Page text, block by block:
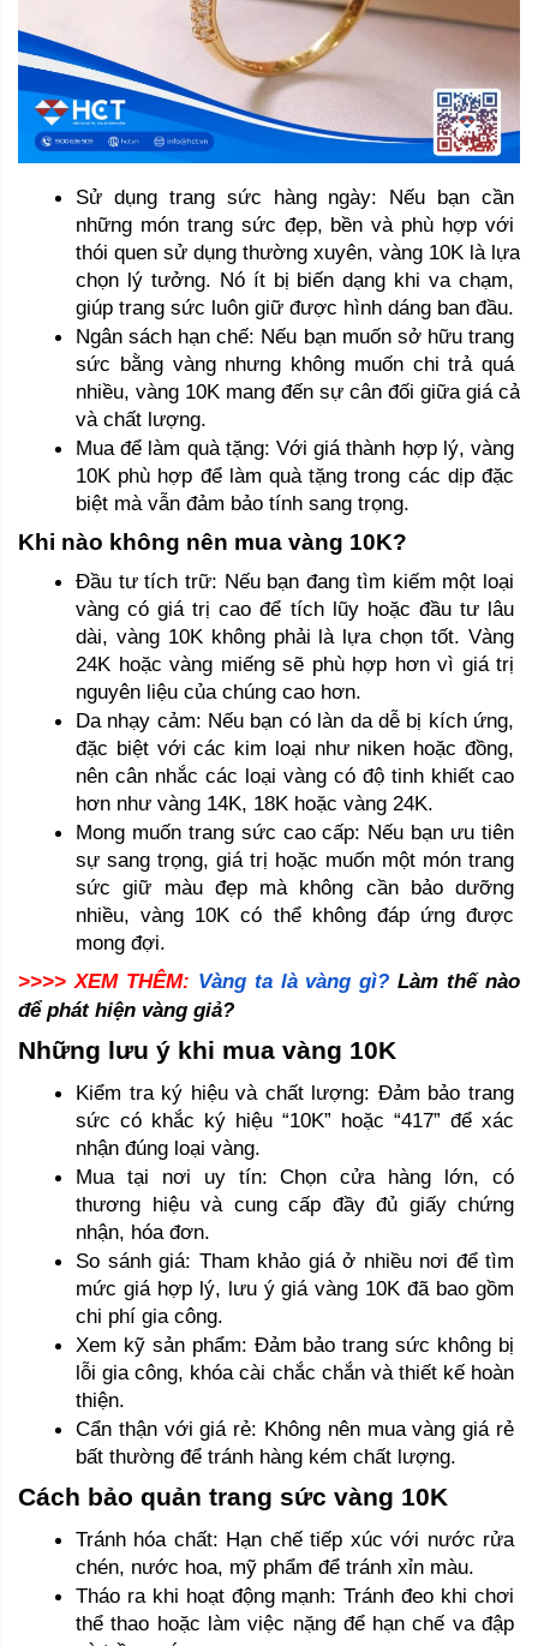
Sử dụng trang sức hàng ngày: Nếu bạn cần
những món trang sức đẹp, bền và phù hợp với
thói quen sử dụng thường xuyên, vàng 10K là lựa
chọn lý tưởng. Nó ít bị biến dạng khi va chạm,
giúp trang sức luôn giữ được hình dáng ban đầu.
Ngân sách hạn chế: Nếu bạn muốn sở hữu trang
sức bằng vàng nhưng không muốn chi trả quá
nhiều, vàng 10K mang đến sự cân đối giữa giá cả
và chất lượng.
Mua để làm quà tặng: Với giá thành hợp lý, vàng
10K phù hợp để làm quà tặng trong các dịp đặc
biệt mà vẫn đảm bảo tính sang trọng.
Khi nào không nên mua vàng 10K?
Đầu tư tích trữ: Nếu bạn đang tìm kiếm một loại
vàng có giá trị cao để tích lũy hoặc đầu tư lâu
dài, vàng 10K không phải là lựa chọn tốt. Vàng
24K hoặc vàng miếng sẽ phù hợp hơn vì giá trị
nguyên liệu của chúng cao hơn.
Da nhạy cảm: Nếu bạn có làn da dễ bị kích ứng,
đặc biệt với các kim loại như niken hoặc đồng,
nên cân nhắc các loại vàng có độ tinh khiết cao
hơn như vàng 14K, 18K hoặc vàng 24K.
Mong muốn trang sức cao cấp: Nếu bạn ưu tiên
sự sang trọng, giá trị hoặc muốn một món trang
sức giữ màu đẹp mà không cần bảo dưỡng
nhiều, vàng 10K có thể không đáp ứng được
mong đợi.
>>>> XEM THÊM: Vàng ta là vàng gì? Làm thế nào
để phát hiện vàng giả?
Những lưu ý khi mua vàng 10K
Kiểm tra ký hiệu và chất lượng: Đảm bảo trang
sức có khắc ký hiệu “10K” hoặc “417” để xác
nhận đúng loại vàng.
Mua tại nơi uy tín: Chọn cửa hàng lớn, có
thương hiệu và cung cấp đầy đủ giấy chứng
nhận, hóa đơn.
So sánh giá: Tham khảo giá ở nhiều nơi để tìm
mức giá hợp lý, lưu ý giá vàng 10K đã bao gồm
chi phí gia công.
Xem kỹ sản phẩm: Đảm bảo trang sức không bị
lỗi gia công, khóa cài chắc chắn và thiết kế hoàn
thiện.
Cẩn thận với giá rẻ: Không nên mua vàng giá rẻ
bất thường để tránh hàng kém chất lượng.
Cách bảo quản trang sức vàng 10K
Tránh hóa chất: Hạn chế tiếp xúc với nước rửa
chén, nước hoa, mỹ phẩm để tránh xỉn màu.
Tháo ra khi hoạt động mạnh: Tránh đeo khi chơi
thể thao hoặc làm việc nặng để hạn chế va đập